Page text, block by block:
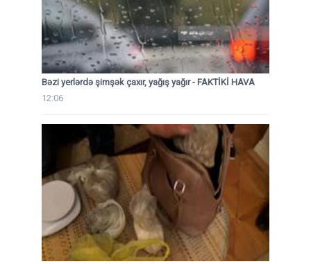
Bəzi yerlərdə şimşək çaxır, yağış yağır - FAKTİKİ HAVA
12:06